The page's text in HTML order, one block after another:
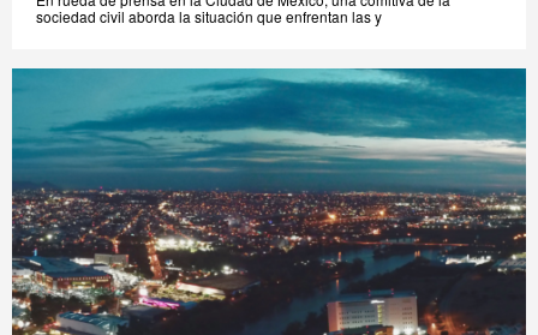
sociedad civil aborda la situación que enfrentan las y